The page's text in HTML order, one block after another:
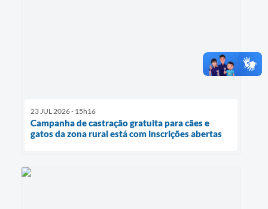
23 JUL 2026 - 15h16
Campanha de castração gratuita para cães e
gatos da zona rural está com inscrições abertas